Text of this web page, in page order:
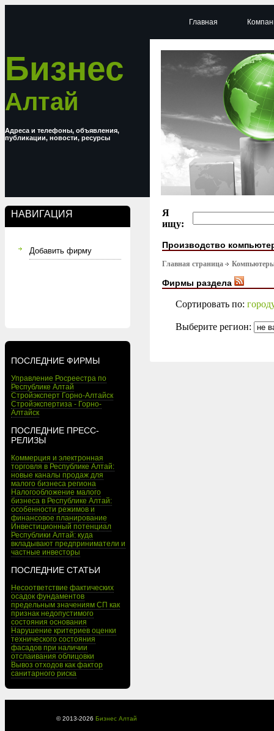
Бизнес
Алтай
Адреса и телефоны, объявления,
публикации, новости, ресурсы
НАВИГАЦИЯ
Добавить фирму
ПОСЛЕДНИЕ ФИРМЫ
Управление Росреестра по
Республике Алтай
Стройэксперт Горно-Алтайск
Стройэкспертиза - Горно-
Алтайск
ПОСЛЕДНИЕ ПРЕСС-
РЕЛИЗЫ
Коммерция и электронная
торговля в Республике Алтай:
новые каналы продаж для
малого бизнеса региона
Налогообложение малого
бизнеса в Республике Алтай:
особенности режимов и
финансовое планирование
Инвестиционный потенциал
Республики Алтай: куда
вкладывают предприниматели и
частные инвесторы
ПОСЛЕДНИЕ СТАТЬИ
Несоответствие фактических
осадок фундаментов
предельным значениям СП как
признак недопустимого
состояния основания
Нарушение критериев оценки
технического состояния
фасадов при наличии
отслаивания облицовки
Вывоз отходов как фактор
санитарного риска
Главная
Я
ищу:
Производство
Главная страница
Фирмы раздела
Сортировать по:
Выберите регион:
© 2013-2026 Бизнес Алтай